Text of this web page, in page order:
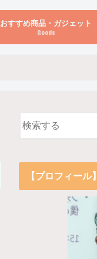
おすすめ商品・ガジェット
Goods
【プロフィール】